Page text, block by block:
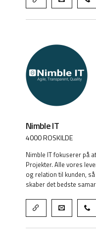
Nimble IT
4000 ROSKILDE
Nimble IT fokuserer på
Projekter. Alle vores
og relation til kunden,
skaber det bedste